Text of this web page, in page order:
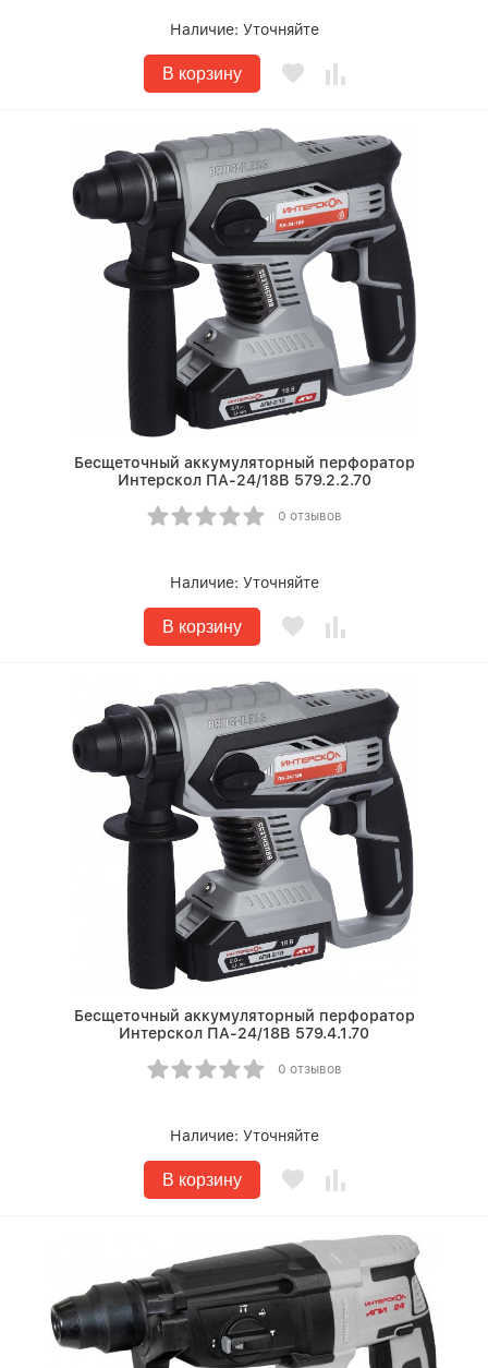
Наличие: Уточняйте
В корзину
Бесщеточный аккумуляторный перфоратор
Интерскол ПА-24/18В 579.2.2.70
0 отзывов
Наличие: Уточняйте
В корзину
Бесщеточный аккумуляторный перфоратор
Интерскол ПА-24/18В 579.4.1.70
0 отзывов
Наличие: Уточняйте
В корзину